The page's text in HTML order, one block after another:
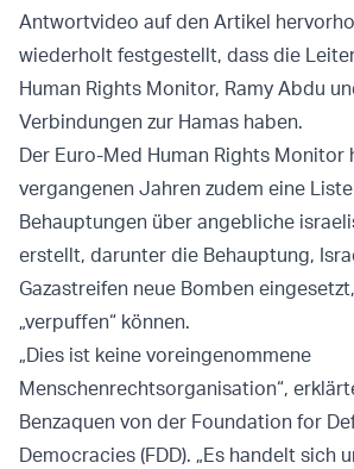
Antwortvideo auf den Artikel
wiederholt festgestellt, dass die
Human Rights Monitor, Ramy Abdu
Verbindungen zur Hamas haben.
Der Euro-Med Human Rights Monitor
vergangenen Jahren zudem eine
Behauptungen über angebliche
erstellt, darunter die Behauptung,
Gazastreifen neue Bomben
„verpuffen“ können.
„Dies ist keine voreingenommene
Menschenrechtsorganisation“,
Benzaquen von der Foundation for
Democracies (FDD). „Es handelt sich